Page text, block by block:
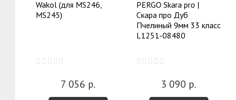
Wakol (для MS246,
MS245)
7 056 р.
PERGO Skara pro |
Скара про Дуб
Пчелиный 9мм 33 класс
L1251-08480
3 090 р.